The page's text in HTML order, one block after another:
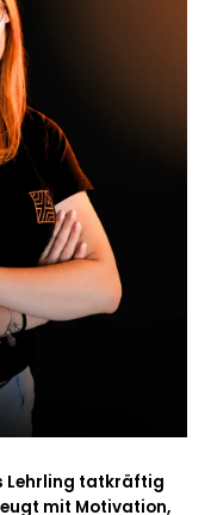
Lehrling tatkräftig
mit Motivation,